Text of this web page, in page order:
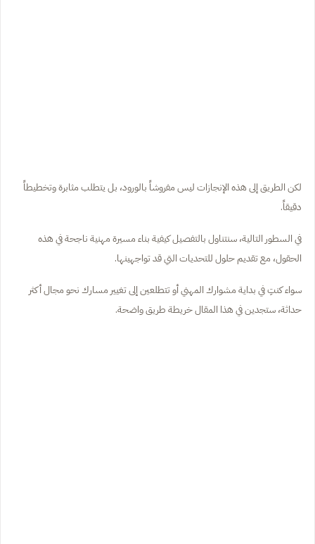
لكن الطريق إلى هذه الإنجازات ليس مفروشاً بالورود، بل يتطلب مثابرة وتخطيطاً
دقيقاً.
في السطور التالية، سنتناول بالتفصيل كيفية بناء مسيرة مهنية ناجحة في هذه
الحقول، مع تقديم حلول للتحديات التي قد تواجهينها.
سواء كنتِ في بداية مشوارك المهني أو تتطلعين إلى تغيير مسارك نحو مجال أكثر
حداثة، ستجدين في هذا المقال خريطة طريق واضحة.